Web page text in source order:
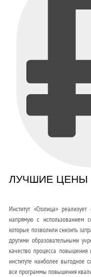
ЛУЧШИЕ ЦЕНЫ
Институт «Столица»
напрямую с использованием
которые позволили снизить
другими образовательными
качество процесса
институте наиболее выгодное
все программы повышения